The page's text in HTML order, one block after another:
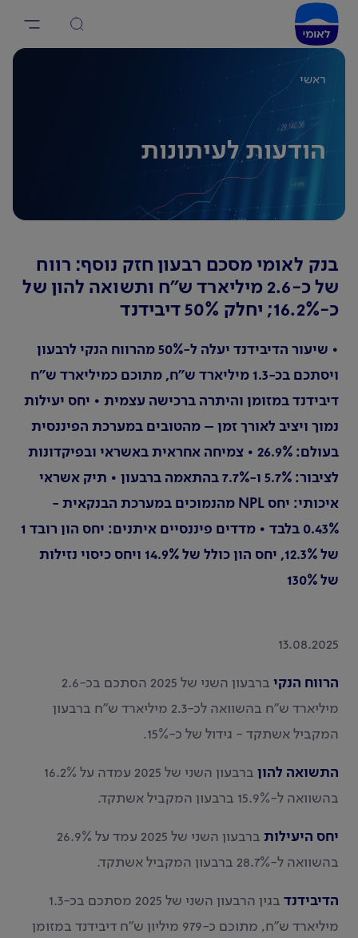
ראשי
הודעות לעיתונות
בנק לאומי מסכם רבעון חזק נוסף: רווח
של כ-2.6 מיליארד ש"ח ותשואה להון של
כ-16.2%; יחלק 50% דיבידנד
• שיעור הדיבידנד יעלה ל-50% מהרווח הנקי לרבעון
ויסתכם בכ-1.3 מיליארד ש"ח, מתוכם כמיליארד ש"ח
דיבידנד במזומן והיתרה ברכישה עצמית • יחס יעילות
נמוך ויציב לאורך זמן – מהטובים במערכת הפיננסית
בעולם: 26.9% • צמיחה אחראית באשראי ובפיקדונות
לציבור: 5.7% ו-7.7% בהתאמה ברבעון • תיק אשראי
איכותי: יחס NPL מהנמוכים במערכת הבנקאית -
0.43% בלבד • מדדים פיננסיים איתנים: יחס הון רובד 1
של 12.3%, יחס הון כולל של 14.9% ויחס כיסוי נזילות
של 130%
13.08.2025
הרווח הנקי
ברבעון השני של 2025 הסתכם בכ-2.6
מיליארד ש"ח בהשוואה לכ-2.3 מיליארד ש"ח ברבעון
המקביל אשתקד - גידול של כ-15%.
התשואה להון
ברבעון השני של 2025 עמדה על 16.2%
בהשוואה ל-15.9% ברבעון המקביל אשתקד.
יחס היעילות
ברבעון השני של 2025 עמד על 26.9%
בהשוואה ל-28.7% ברבעון המקביל אשתקד.
הדיבידנד
בגין הרבעון השני של 2025 מסתכם בכ-1.3
מיליארד ש"ח, מתוכם כ-979 מיליון ש"ח דיבידנד במזומן